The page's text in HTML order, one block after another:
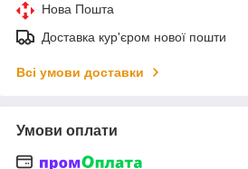
Нова Пошта
Доставка кур'єром нової пошти
Всі умови доставки
Умови оплати